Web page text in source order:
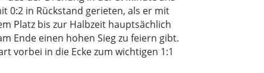
0:2 in Rückstand gerieten, als er mit
Platz bis zur Halbzeit hauptsächlich
Ende einen hohen Sieg zu feiern gibt.
vorbei in die Ecke zum wichtigen 1:1